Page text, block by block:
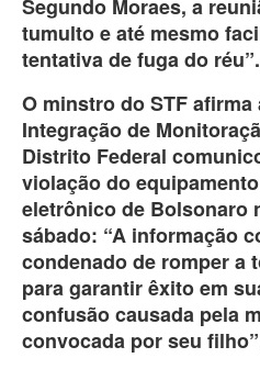
Segundo Moraes, a
tumulto e até mesmo
tentativa de fuga do réu”.
O minstro do STF
Integração de
Distrito Federal
violação do
eletrônico de Bolsonaro
sábado: “A informação
condenado de romper a
para garantir êxito em
confusão causada pela
convocada por seu